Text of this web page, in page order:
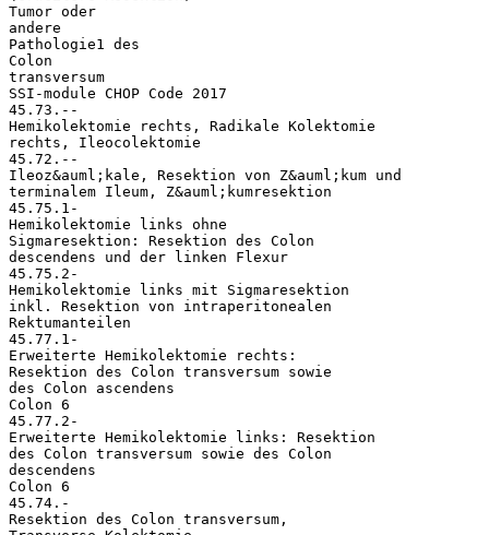
Tumor oder
andere
Pathologie1 des
Colon
transversum
SSI-module CHOP Code 2017
45.73.--
Hemikolektomie rechts, Radikale Kolektomie
rechts, Ileocolektomie
45.72.--
Ileoz&auml;kale, Resektion von Z&auml;kum und
terminalem Ileum, Z&auml;kumresektion
45.75.1-
Hemikolektomie links ohne
Sigmaresektion: Resektion des Colon
descendens und der linken Flexur
45.75.2-
Hemikolektomie links mit Sigmaresektion
inkl. Resektion von intraperitonealen
Rektumanteilen
45.77.1-
Erweiterte Hemikolektomie rechts:
Resektion des Colon transversum sowie
des Colon ascendens
Colon 6
45.77.2-
Erweiterte Hemikolektomie links: Resektion
des Colon transversum sowie des Colon
descendens
Colon 6
45.74.-
Resektion des Colon transversum,